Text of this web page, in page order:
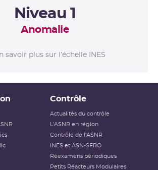
Niveau 1
Anomalie
INES
Incident grave
savoir plus sur l’échelle INES
Contrôle
Actualités du contrôle
L'ASNR en région
Contrôle de l'ASNR
INES et ASN-SFRO
Réexamens périodiques
Petits Réacteurs Modulaires